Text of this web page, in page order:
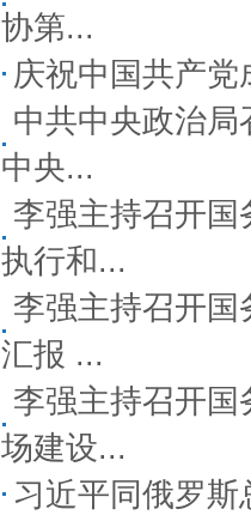
协第...
庆祝中国共产
中共中央政治
中央...
李强主持召开
执行和...
李强主持召开
汇报 ...
李强主持召开
场建设...
习近平同俄罗